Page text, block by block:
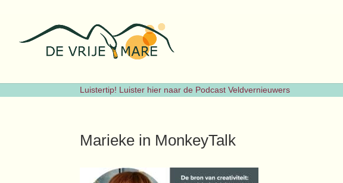
Luistertip! Luister hier naar de Podcast Veldvernieuwers
Marieke in MonkeyTalk